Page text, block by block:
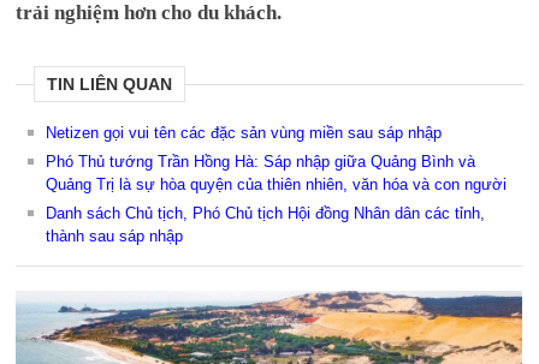
trải nghiệm hơn cho du khách.
TIN LIÊN QUAN
Netizen gọi vui tên các đặc sản vùng miền sau sáp nhập
Phó Thủ tướng Trần Hồng Hà: Sáp nhập giữa Quảng Bình và
Quảng Trị là sự hòa quyện của thiên nhiên, văn hóa và con người
Danh sách Chủ tịch, Phó Chủ tịch Hội đồng Nhân dân các tỉnh,
thành sau sáp nhập